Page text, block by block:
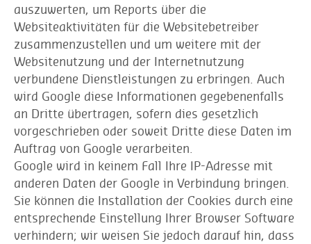
auszuwerten, um Reports über die
Websiteaktivitäten für die Websitebetreiber
zusammenzustellen und um weitere mit der
Websitenutzung und der Internetnutzung
verbundene Dienstleistungen zu erbringen. Auch
wird Google diese Informationen gegebenenfalls
an Dritte übertragen, sofern dies gesetzlich
vorgeschrieben oder soweit Dritte diese Daten im
Auftrag von Google verarbeiten.
Google wird in keinem Fall Ihre IP-Adresse mit
anderen Daten der Google in Verbindung bringen.
Sie können die Installation der Cookies durch eine
entsprechende Einstellung Ihrer Browser Software
verhindern; wir weisen Sie jedoch darauf hin, dass